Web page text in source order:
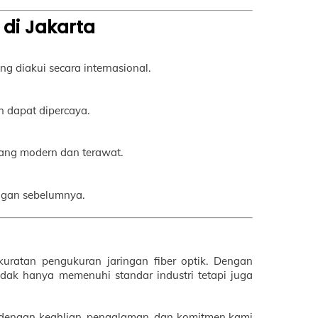
di Jakarta
diakui secara internasional.
dapat dipercaya.
modern dan terawat.
sebelumnya.
pengukuran jaringan fiber optik. Dengan
hanya memenuhi standar industri tetapi juga